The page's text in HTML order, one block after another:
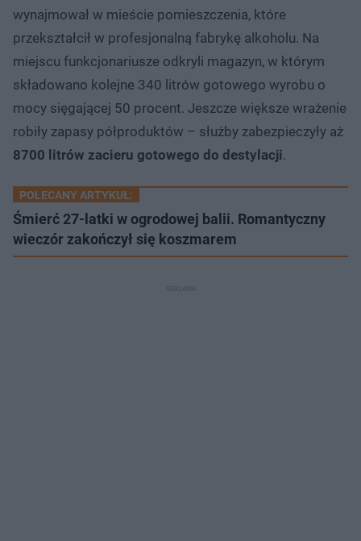
wynajmował w mieście pomieszczenia, które
przekształcił w profesjonalną fabrykę alkoholu. Na
miejscu funkcjonariusze odkryli magazyn, w którym
składowano kolejne 340 litrów gotowego wyrobu o
mocy sięgającej 50 procent. Jeszcze większe wrażenie
robiły zapasy półproduktów – służby zabezpieczyły aż
8700 litrów zacieru gotowego do destylacji.
POLECANY ARTYKUŁ:
Śmierć 27-latki w ogrodowej balii. Romantyczny
wieczór zakończył się koszmarem